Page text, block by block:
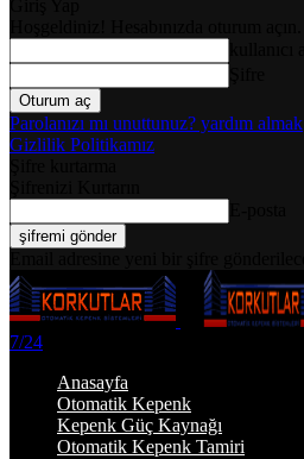
Parolanızı mı unuttunuz? yardım almak
Gizlilik Politikamız
7/24
Anasayfa
Otomatik Kepenk
Kepenk Güç Kaynağı
Otomatik Kepenk Tamiri